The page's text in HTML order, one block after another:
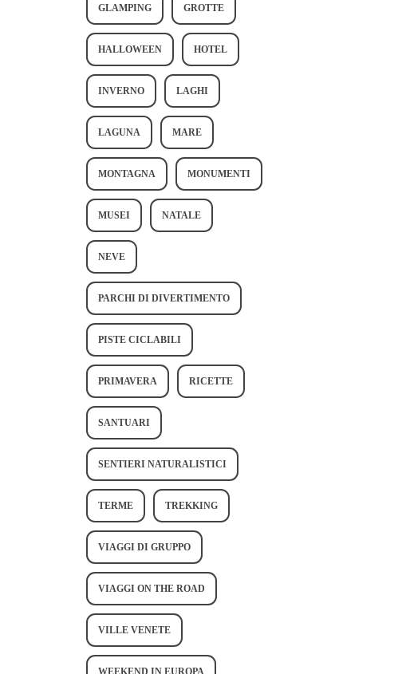
GLAMPING GROTTE
HALLOWEEN HOTEL
INVERNO LAGHI
LAGUNA MARE
MONTAGNA MONUMENTI
MUSEI NATALE
NEVE
PARCHI DI DIVERTIMENTO
PISTE CICLABILI
PRIMAVERA RICETTE
SANTUARI
SENTIERI NATURALISTICI
TERME TREKKING
VIAGGI DI GRUPPO
VIAGGI ON THE ROAD
VILLE VENETE
WEEKEND IN EUROPA